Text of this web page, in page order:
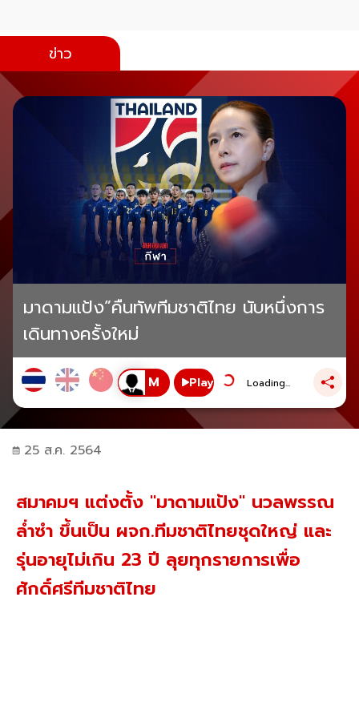
ข่าว
มาดามแป้ง”คืนทัพทีมชาติไทย นับหนึ่งการ
เดินทางครั้งใหม่
Play Loading...
25 ส.ค. 2564
สมาคมฯ แต่งตั้ง "มาดามแป้ง" นวลพรรณ
ล่ำซำ ขึ้นเป็น ผจก.ทีมชาติไทยชุดใหญ่ และ
รุ่นอายุไม่เกิน 23 ปี ลุยทุกรายการเพื่อ
ศักดิ์ศรีทีมชาติไทย